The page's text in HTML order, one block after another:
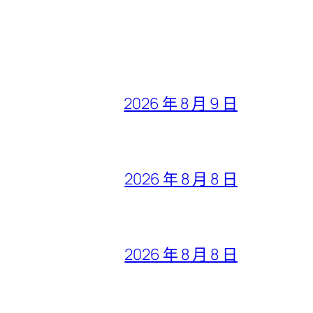
2026 年 8 月 9 日
2026 年 8 月 8 日
2026 年 8 月 8 日